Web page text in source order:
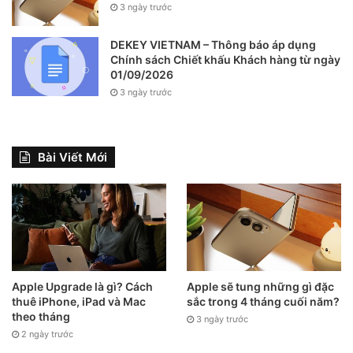
3 ngày trước
DEKEY VIETNAM – Thông báo áp dụng
Chính sách Chiết khấu Khách hàng từ ngày
01/09/2026
3 ngày trước
Bài Viết Mới
Apple Upgrade là gì? Cách
thuê iPhone, iPad và Mac
theo tháng
2 ngày trước
Apple sẽ tung những gì đặc
sắc trong 4 tháng cuối năm?
3 ngày trước